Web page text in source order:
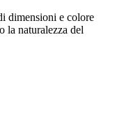
dimensioni e colore
la naturalezza del